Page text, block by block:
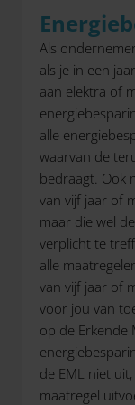
Als
als je in een
aan elektra of
alle
waarvan de
bedraagt. Ook
van vijf jaar of
maar die wel
verplicht te
alle
van vijf jaar of
voor jou van
op de Erkende
de EML niet
maatregel